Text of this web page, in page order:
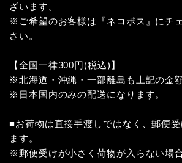
ざいます。
※ご希望のお客様は『ネコポス』にチ
さい。
【全国一律300円(税込)】
※北海道・沖縄・一部離島も上記の金
※日本国内のみの配送になります。
■お荷物は直接手渡しではなく、郵便
ます。
※郵便受けが小さく荷物が入らない場